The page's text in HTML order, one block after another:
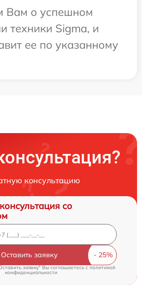
о успешном
техники Sigma, и
ее по указанному
консультацию
со
Оставить заявку
заявку" Вы соглашаетесь c политикой
конфиденциальности